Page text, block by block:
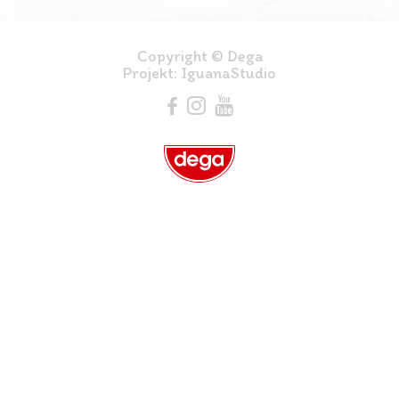
Copyright © Dega
Projekt: IguanaStudio